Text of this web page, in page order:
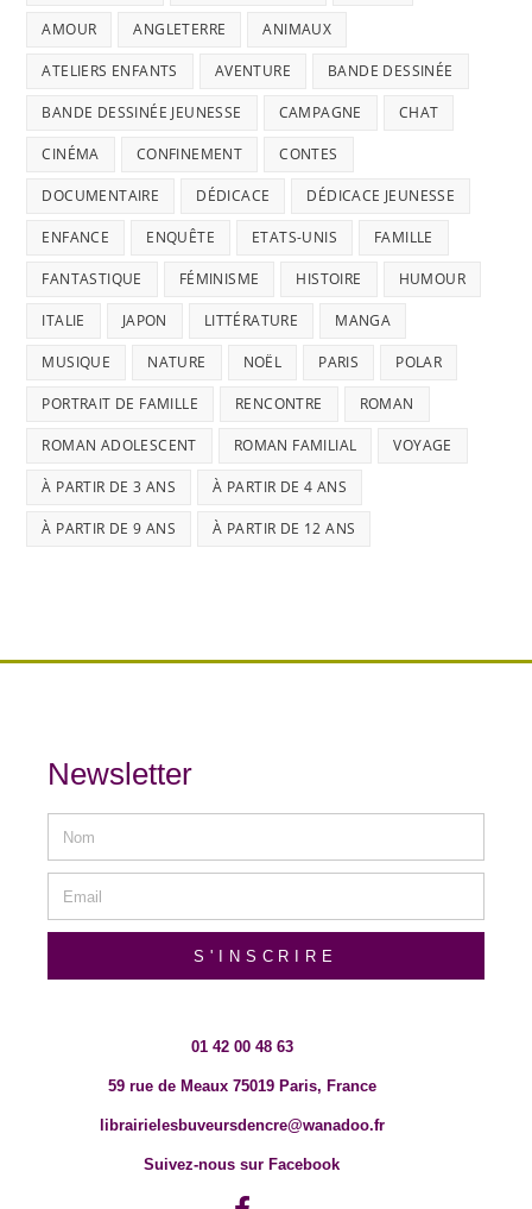
AMOUR ANGLETERRE ANIMAUX
ATELIERS ENFANTS AVENTURE BANDE DESSINÉE
BANDE DESSINÉE JEUNESSE CAMPAGNE CHAT
CINÉMA CONFINEMENT CONTES
DOCUMENTAIRE DÉDICACE DÉDICACE JEUNESSE
ENFANCE ENQUÊTE ETATS-UNIS FAMILLE
FANTASTIQUE FÉMINISME HISTOIRE HUMOUR
ITALIE JAPON LITTÉRATURE MANGA
MUSIQUE NATURE NOËL PARIS POLAR
PORTRAIT DE FAMILLE RENCONTRE ROMAN
ROMAN ADOLESCENT ROMAN FAMILIAL VOYAGE
À PARTIR DE 3 ANS À PARTIR DE 4 ANS
À PARTIR DE 9 ANS À PARTIR DE 12 ANS
Newsletter
S'INSCRIRE
01 42 00 48 63
59 rue de Meaux 75019 Paris, France
librairielesbuveursdencre@wanadoo.fr
Suivez-nous sur Facebook